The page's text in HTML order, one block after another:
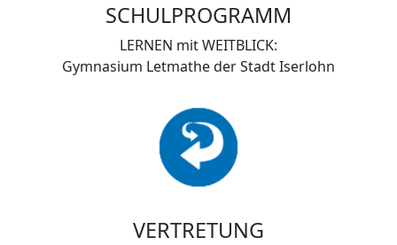
SCHULPROGRAMM
LERNEN mit WEITBLICK:
Gymnasium Letmathe der Stadt Iserlohn
VERTRETUNG